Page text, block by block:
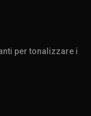
per tonalizzare i